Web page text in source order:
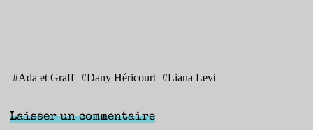
#Ada et Graff #Dany Héricourt #Liana Levi
Laisser un commentaire